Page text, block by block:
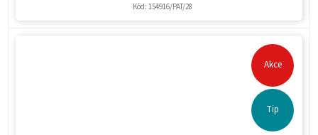
Kód: 154916/PAT/28
Akce
Tip